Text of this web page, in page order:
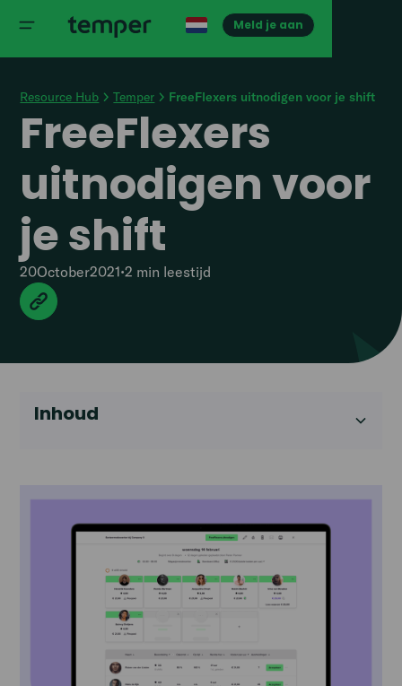
Meld je aan
Resource Hub Temper FreeFlexers uitnodigen voor je shift
FreeFlexers
uitnodigen voor
je shift
20October2021•2 min leestijd
Inhoud